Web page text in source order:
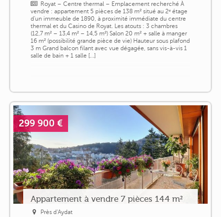
Royat – Centre thermal – Emplacement recherché À
vendre : appartement 5 pièces de 138 m² situé au 2ᵉ étage
d'un immeuble de 1890, à proximité immédiate du centre
thermal et du Casino de Royat. Les atouts : 3 chambres
(12,7 m² – 13,4 m² – 14,5 m²) Salon 20 m² + salle à manger
16 m² (possibilité grande pièce de vie) Hauteur sous plafond
3 m Grand balcon filant avec vue dégagée, sans vis-à-vis 1
salle de bain + 1 salle [...]
299 900 €
Appartement à vendre 7 pièces 144 m²
Près d'Aydat